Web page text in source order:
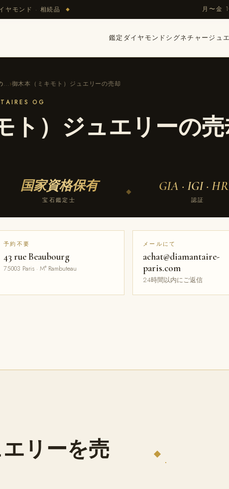
ヤモンド · 相続品 ◆ 月〜金
鑑定 ダイヤモンドシグネチャージュ
...›御木本（ミキモト）ジュエリーの売却
OG
ト）ジュエリーの売
国家資格保有
宝石鑑定士
◆ GIA · IGI ·
認証
予約不要
43 rue Beaubourg
75003 Paris · M° Rambuteau
メールにて
achat@diamantaire-
paris.com
24時間以内にご返信
リーを売